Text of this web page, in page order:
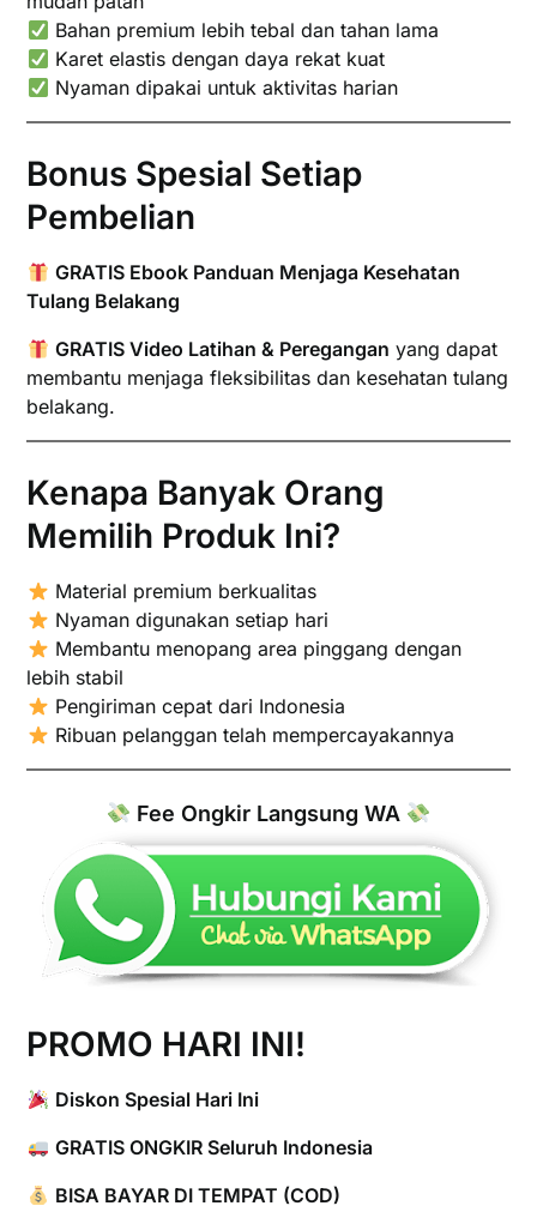
Bahan premium lebih tebal dan tahan lama
Karet elastis dengan daya rekat kuat
Nyaman dipakai untuk aktivitas harian
Bonus Spesial Setiap
Pembelian
GRATIS Ebook Panduan Menjaga Kesehatan
Tulang Belakang
GRATIS Video Latihan & Peregangan yang dapat
membantu menjaga fleksibilitas dan kesehatan tulang
belakang.
Kenapa Banyak Orang
Memilih Produk Ini?
Material premium berkualitas
Nyaman digunakan setiap hari
Membantu menopang area pinggang dengan
lebih stabil
Pengiriman cepat dari Indonesia
Ribuan pelanggan telah mempercayakannya
Fee Ongkir Langsung WA
PROMO HARI INI!
Diskon Spesial Hari Ini
GRATIS ONGKIR Seluruh Indonesia
BISA BAYAR DI TEMPAT (COD)